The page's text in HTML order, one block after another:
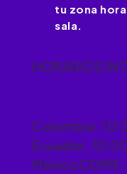
tu zona
sala.
HORARIOS
Colombia:
Ecuador:
México